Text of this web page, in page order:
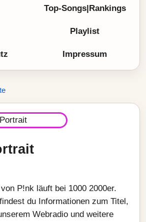
Top-Songs|Rankings
Playlist
Impressum
P!nk läuft bei 1000 2000er.
du Informationen zum Titel,
Webradio und weitere